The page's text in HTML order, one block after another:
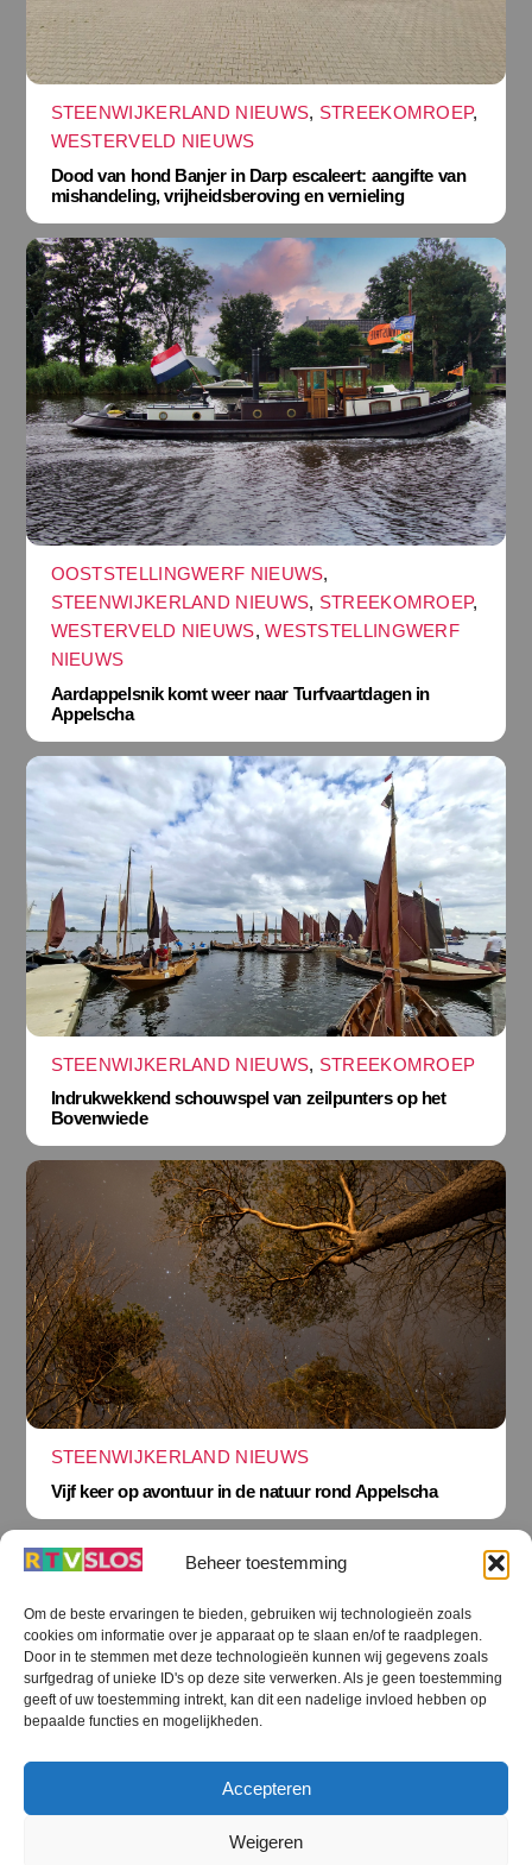
Beheer toestemming
Om de beste ervaringen te bieden, gebruiken wij technologieën zoals
cookies om informatie over je apparaat op te slaan en/of te raadplegen.
Door in te stemmen met deze technologieën kunnen wij gegevens zoals
surfgedrag of unieke ID's op deze site verwerken. Als je geen toestemming
geeft of uw toestemming intrekt, kan dit een nadelige invloed hebben op
bepaalde functies en mogelijkheden.
Accepteren
Weigeren
STEENWIJKERLAND NIEUWS, STREEKOMROEP,
WESTERVELD NIEUWS
Dood van hond Banjer in Darp escaleert: aangifte van
mishandeling, vrijheidsberoving en vernieling
OOSTSTELLINGWERF NIEUWS,
STEENWIJKERLAND NIEUWS, STREEKOMROEP,
WESTERVELD NIEUWS,WESTSTELLINGWERF
NIEUWS
Aardappelsnik komt weer naar Turfvaartdagen in
Appelscha
STEENWIJKERLAND NIEUWS, STREEKOMROEP
Indrukwekkend schouwspel van zeilpunters op het
Bovenwiede
STEENWIJKERLAND NIEUWS
Vijf keer op avontuur in de natuur rond Appelscha
Terug
naar
boven
RTV SLOS
RTV SLOS ANBI